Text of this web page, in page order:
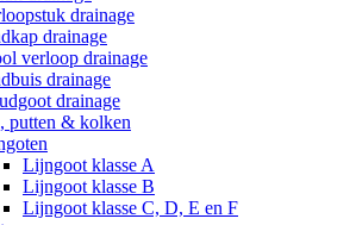
drainage
drainage
verloop drainage
drainage
drainage
putten & kolken
Lijngoot klasse A
Lijngoot klasse B
Lijngoot klasse C, D, E en F